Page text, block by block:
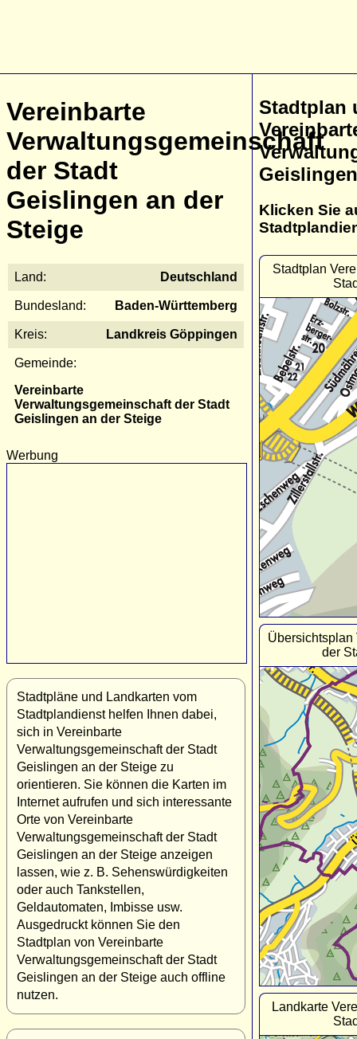
Vereinbarte
Verwaltungsgemeinschaft
der Stadt
Geislingen an der
Steige
Land: Deutschland
Bundesland: Baden-Württemberg
Kreis: Landkreis Göppingen
Gemeinde:
Vereinbarte
Verwaltungsgemeinschaft der Stadt
Geislingen an der Steige
Werbung
Stadtpläne und Landkarten vom
Stadtplandienst helfen Ihnen dabei,
sich in Vereinbarte
Verwaltungsgemeinschaft der Stadt
Geislingen an der Steige zu
orientieren. Sie können die Karten im
Internet aufrufen und sich interessante
Orte von Vereinbarte
Verwaltungsgemeinschaft der Stadt
Geislingen an der Steige anzeigen
lassen, wie z. B. Sehenswürdigkeiten
oder auch Tankstellen,
Geldautomaten, Imbisse usw.
Ausgedruckt können Sie den
Stadtplan von Vereinbarte
Verwaltungsgemeinschaft der Stadt
Geislingen an der Steige auch offline
nutzen.
Stadtplan
Klicken Sie
Stadtplan
Übersichtsplan
der
Landkarte